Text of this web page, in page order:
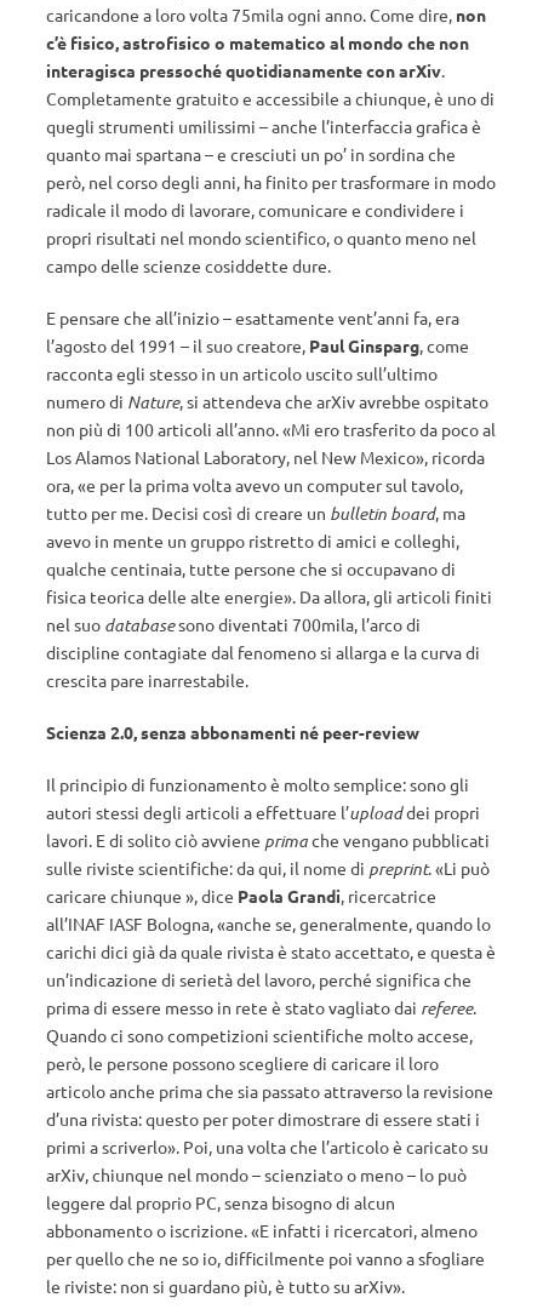
caricandone a loro volta 75mila ogni anno. Come dire, non
c’è fisico, astrofisico o matematico al mondo che non
interagisca pressoché quotidianamente con arXiv.
Completamente gratuito e accessibile a chiunque, è uno di
quegli strumenti umilissimi – anche l’interfaccia grafica è
quanto mai spartana – e cresciuti un po’ in sordina che
però, nel corso degli anni, ha finito per trasformare in modo
radicale il modo di lavorare, comunicare e condividere i
propri risultati nel mondo scientifico, o quanto meno nel
campo delle scienze cosiddette dure.
E pensare che all’inizio – esattamente vent’anni fa, era
l’agosto del 1991 – il suo creatore, Paul Ginsparg, come
racconta egli stesso in un articolo uscito sull’ultimo
numero di Nature, si attendeva che arXiv avrebbe ospitato
non più di 100 articoli all’anno. «Mi ero trasferito da poco al
Los Alamos National Laboratory, nel New Mexico», ricorda
ora, «e per la prima volta avevo un computer sul tavolo,
tutto per me. Decisi così di creare un bulletin board, ma
avevo in mente un gruppo ristretto di amici e colleghi,
qualche centinaia, tutte persone che si occupavano di
fisica teorica delle alte energie». Da allora, gli articoli finiti
nel suo databasesono diventati 700mila, l’arco di
discipline contagiate dal fenomeno si allarga e la curva di
crescita pare inarrestabile.
Scienza 2.0, senza abbonamenti né peer-review
Il principio di funzionamento è molto semplice: sono gli
autori stessi degli articoli a effettuare l’uploaddei propri
lavori. E di solito ciò avviene primache vengano pubblicati
sulle riviste scientifiche: da qui, il nome di preprint. «Li può
caricare chiunque », dice Paola Grandi, ricercatrice
all’INAF IASF Bologna, «anche se, generalmente, quando lo
carichi dici già da quale rivista è stato accettato, e questa è
un’indicazione di serietà del lavoro, perché significa che
prima di essere messo in rete è stato vagliato dai referee.
Quando ci sono competizioni scientifiche molto accese,
però, le persone possono scegliere di caricare il loro
articolo anche prima che sia passato attraverso la revisione
d’una rivista: questo per poter dimostrare di essere stati i
primi a scriverlo». Poi, una volta che l’articolo è caricato su
arXiv, chiunque nel mondo – scienziato o meno – lo può
leggere dal proprio PC, senza bisogno di alcun
abbonamento o iscrizione. «E infatti i ricercatori, almeno
per quello che ne so io, difficilmente poi vanno a sfogliare
le riviste: non si guardano più, è tutto su arXiv».